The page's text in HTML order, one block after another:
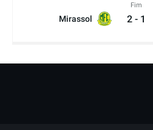
Mirassol
Fim
2 - 1